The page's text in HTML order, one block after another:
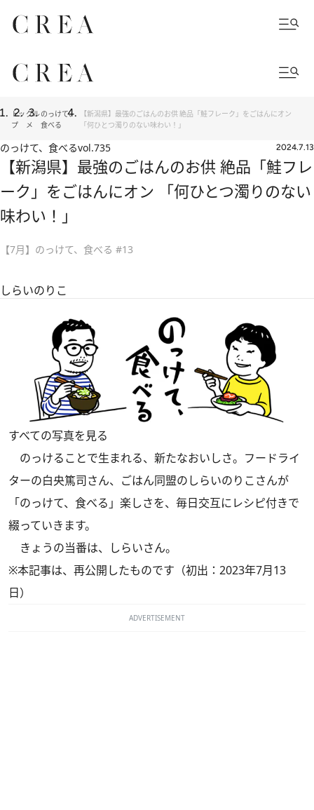
トッ
プ
グル
メ
のっけて、
食べる
【新潟県】最強のごはんのお供 絶品「鮭フレーク」をごはんにオン
「何ひとつ濁りのない味わい！」
のっけて、食べるvol.735 2024.7.13
【新潟県】最強のごはんのお供 絶品「鮭フレ
ーク」をごはんにオン 「何ひとつ濁りのない
味わい！」
【7月】のっけて、食べる #13
しらいのりこ
すべての写真を見る
のっけることで生まれる、新たなおいしさ。フードライ
ターの白央篤司さん、ごはん同盟のしらいのりこさんが
「のっけて、食べる」楽しさを、毎日交互にレシピ付きで
綴っていきます。
きょうの当番は、しらいさん。
※本記事は、再公開したものです（初出：2023年7月13
日）
ADVERTISEMENT